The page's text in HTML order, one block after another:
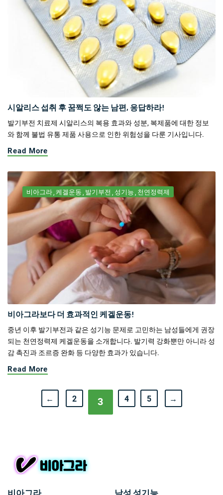
시알리스 섭취 후 꿈쩍도 않는 남편, 응답하라!
발기부전 치료제 시알리스의 복용 효과와 성분, 복제품에 대한 정보
와 함께 불법 유통 제품 사용으로 인한 위험성을 다룬 기사입니다.
Read More
비아그라 케겔운동 발기부전 성기능 천연정력제
비아그라보다 더 효과적인 케겔운동!
중년 이후 발기부전과 같은 성기능 문제로 고민하는 남성들에게 권장
되는 천연정력제 케겔운동을 소개합니다. 발기력 강화뿐만 아니라 성
감 촉진과 조르증 완화 등 다양한 효과가 있습니다.
Read More
← 2 3 4 5 →
비아그라 남성 성기능